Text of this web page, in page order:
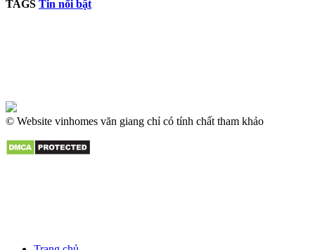
TAGS Tin nổi bật
© Website vinhomes văn giang chỉ có tính chất tham khảo